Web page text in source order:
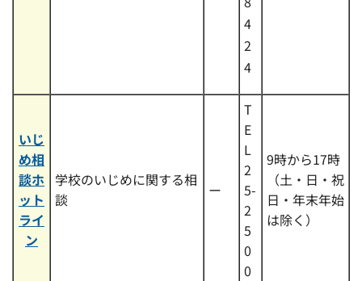
4
2
4
いじ
め相
談ホ
ット
ライ
ン
学校のいじめに関する相
談
ー
T
E
L
2
5-
2
5
0
0
9時から17時
（土・日・祝
日・年末年始
は除く）